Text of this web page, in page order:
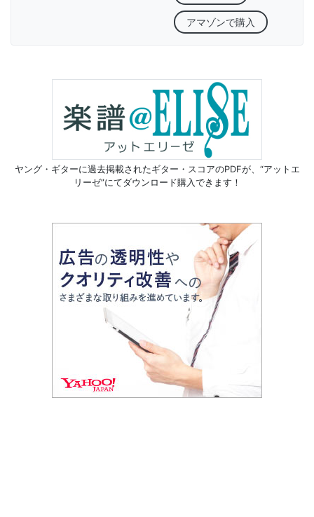
アマゾンで購入
ヤング・ギターに過去掲載されたギター・スコアのPDFが、 “アットエ
リーゼ”にてダウンロード購入できます！